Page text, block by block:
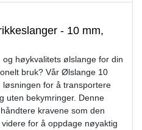
- 10 mm,
høykvalitets ølslange for din
bruk? Vår Ølslange 10
for å transportere
uten bekymringer. Denne
kravene som den
for å oppdage nøyaktig